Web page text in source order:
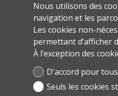
Nous utilisons des
navigation et les
Les cookies non-
permettant d’afficher
À l’exception des
D'accord pour
Seuls les cookies